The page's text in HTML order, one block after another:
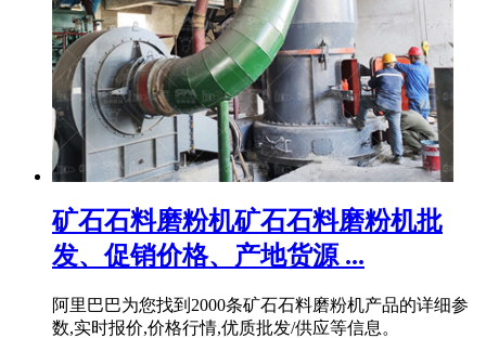
矿石石料磨粉机矿石石料磨粉机批
发、促销价格、产地货源 ...
阿里巴巴为您找到2000条矿石石料磨粉机产品的详细参
数,实时报价,价格行情,优质批发/供应等信息。